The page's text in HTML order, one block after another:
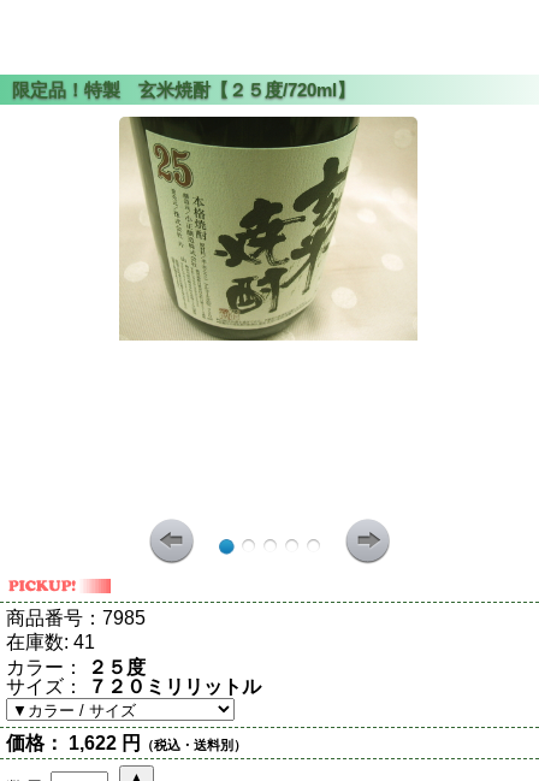
商品番号： 7985
在庫数: 41
カラー：
２５度
サイズ：
７２０ミリリットル
価格： 1,622 円 （税込・送料別）